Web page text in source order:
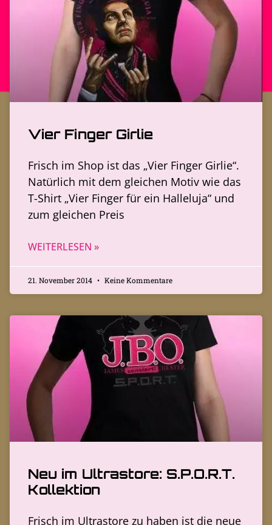
Vier Finger Girlie
Frisch im Shop ist das „Vier Finger Girlie“.
Natürlich mit dem gleichen Motiv wie das
T-Shirt „Vier Finger für ein Halleluja“ und
zum gleichen Preis
WEITERLESEN »
21. November 2014 Keine Kommentare
Neu im Ultrastore: S.P.O.R.T.
Kollektion
Frisch im Ultrastore zu haben ist die neue